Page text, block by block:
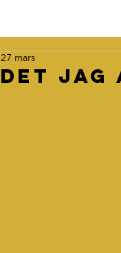
Det jag
27 mars